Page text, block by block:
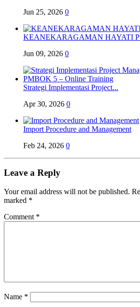
Jun 25, 2026 0
KEANEKARAGAMAN HAYATI
Jun 09, 2026 0
Strategi Implementasi Project...
Apr 30, 2026 0
Import Procedure and Management
Feb 24, 2026 0
Leave a Reply
Your email address will not be published.
marked *
Comment *
Name *